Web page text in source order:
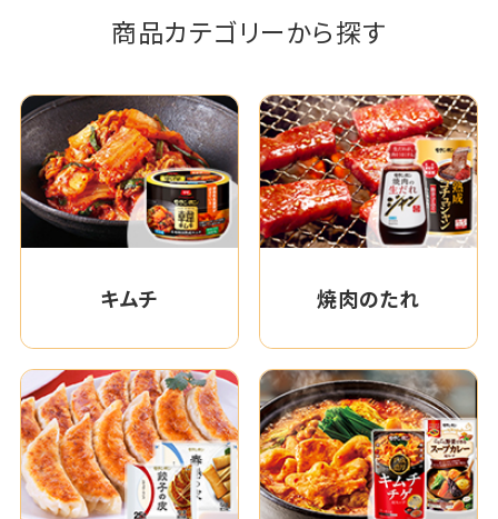
商品カテゴリーから探す
キムチ 焼肉のたれ